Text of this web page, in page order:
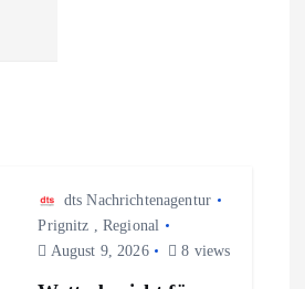
dts Nachrichtenagentur
Prignitz
Regional
August 9, 2026
8 views